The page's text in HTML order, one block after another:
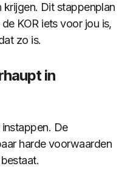
Dit stappenplan
KOR iets voor jou is,
zo is.
in
De
harde voorwaarden